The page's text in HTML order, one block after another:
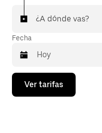
¿A dónde vas?
Fecha
Presiona
flecha
Ver tarifas